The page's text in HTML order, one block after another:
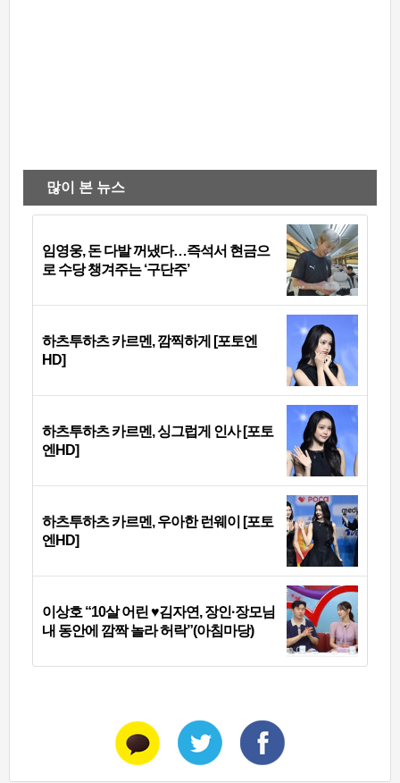
많이 본 뉴스
임영웅, 돈 다발 꺼냈다…즉석서 현금으
로 수당 챙겨주는 ‘구단주’
하츠투하츠 카르멘, 깜찍하게 [포토엔
HD]
하츠투하츠 카르멘, 싱그럽게 인사 [포토
엔HD]
하츠투하츠 카르멘, 우아한 런웨이 [포토
엔HD]
이상호 “10살 어린 ♥김자연, 장인·장모님
내 동안에 깜짝 놀라 허락”(아침마당)